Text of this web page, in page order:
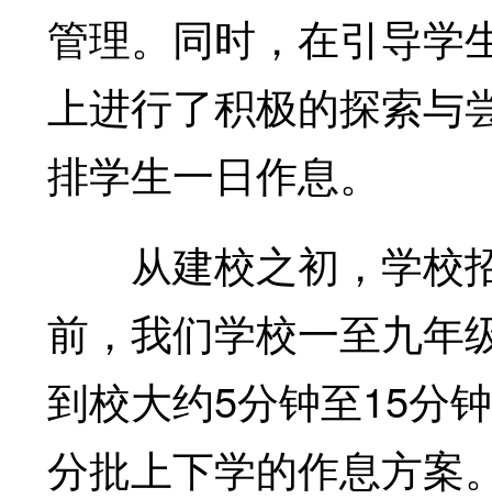
管理。同时，在引导学
上进行了积极的探索与
排学生一日作息。
从建校之初，学校
前，我们学校一至九年
到校大约5分钟至15分
分批上下学的作息方案